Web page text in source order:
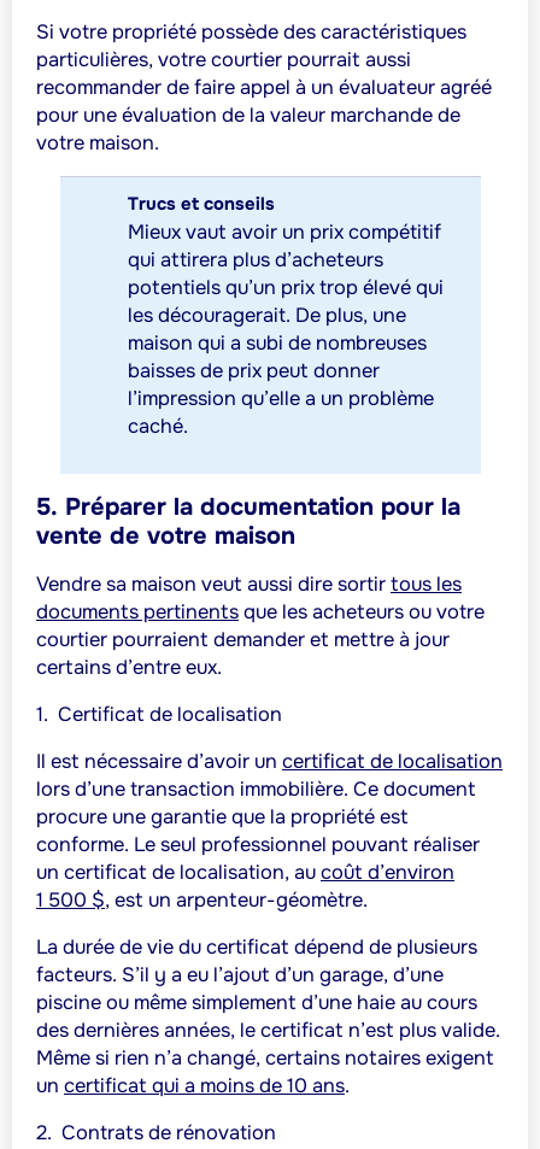
Si votre propriété possède des caractéristiques
particulières, votre courtier pourrait aussi
recommander de faire appel à un évaluateur agréé
pour une évaluation de la valeur marchande de
votre maison.
Trucs et conseils
Mieux vaut avoir un prix compétitif
qui attirera plus d’acheteurs
potentiels qu’un prix trop élevé qui
les découragerait. De plus, une
maison qui a subi de nombreuses
baisses de prix peut donner
l’impression qu’elle a un problème
caché.
5. Préparer la documentation pour la
vente de votre maison
Vendre sa maison veut aussi dire sortirtous les
documents pertinentsque les acheteurs ou votre
courtier pourraient demander et mettre à jour
certains d’entre eux.
1. Certificat de localisation
Il est nécessaire d’avoir un certificat de localisation
lors d’une transaction immobilière. Ce document
procure une garantie que la propriété est
conforme. Le seul professionnel pouvant réaliser
un certificat de localisation, aucoût d’environ
1 500 $,est un arpenteur-géomètre.
La durée de vie du certificat dépend de plusieurs
facteurs. S’il y a eu l’ajout d’un garage, d’une
piscine ou même simplement d’une haie au cours
des dernières années, le certificat n’est plus valide.
Même si rien n’a changé, certains notaires exigent
un certificat qui a moins de 10 ans.
2. Contrats de rénovation